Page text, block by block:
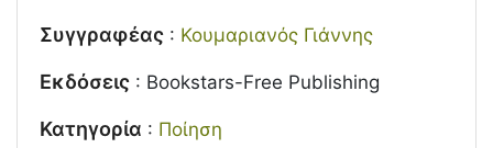
Συγγραφέας : Κουμαριανός Γιάννης
Εκδόσεις : Bookstars-Free Publishing
Κατηγορία : Ποίηση